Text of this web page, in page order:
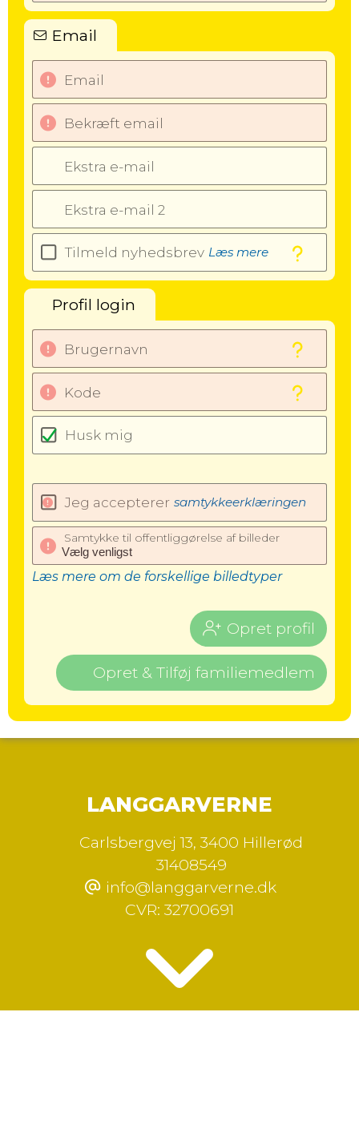
Email
Email
Bekræft email
Ekstra e-mail
Ekstra e-mail 2
Tilmeld nyhedsbrev Læs mere
Profil login
Brugernavn
Kode
Husk mig
Jeg accepterer samtykkeerklæringen
Samtykke til offentliggørelse af billeder
Læs mere om de forskellige billedtyper
Opret profil
Opret & Tilføj familiemedlem
LANGGARVERNE
Carlsbergvej 13, 3400 Hillerød
31408549
info@langgarverne.dk
CVR: 32700691